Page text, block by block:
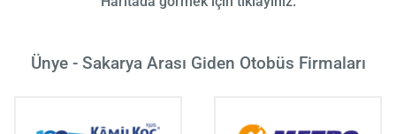
Ünye - Sakarya Arası Giden Otobüs Firmaları